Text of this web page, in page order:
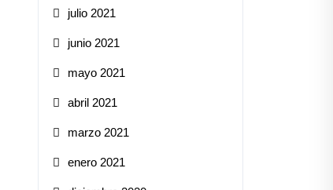
julio 2021
junio 2021
mayo 2021
abril 2021
marzo 2021
enero 2021